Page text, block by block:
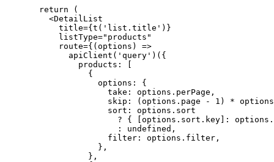
  return
(
    <
DetailList
      title
={ t ( 'list.title' )}
      listType
="products"
      route
={( options ) =>
        apiClient
( 'query' )({
          products: [
            {
              options: {
                take: options.perPage,
                skip: (options.page
- 1 ) *
                sort: options.sort
                  ?
{ [options.sort.key]:
                  :
undefined ,
                filter: options.filter,
              },
            },